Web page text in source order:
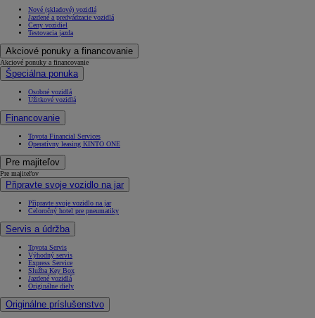
Nové (skladové) vozidlá
Jazdené a predvádzacie vozidlá
Ceny vozidiel
Testovacia jazda
Akciové ponuky a financovanie
Akciové ponuky a financovanie
Špeciálna ponuka
Osobné vozidlá
Úžitkové vozidlá
Financovanie
Toyota Financial Services
Operatívny leasing KINTO ONE
Pre majiteľov
Pre majiteľov
Připravte svoje vozidlo na jar
Připravte svoje vozidlo na jar
Celoročný hotel pre pneumatiky
Servis a údržba
Toyota Servis
Výhodný servis
Express Service
Služba Key Box
Jazdené vozidlá
Originálne diely
Originálne príslušenstvo